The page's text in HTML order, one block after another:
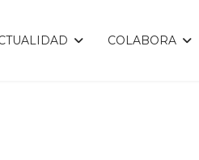
COLABORA